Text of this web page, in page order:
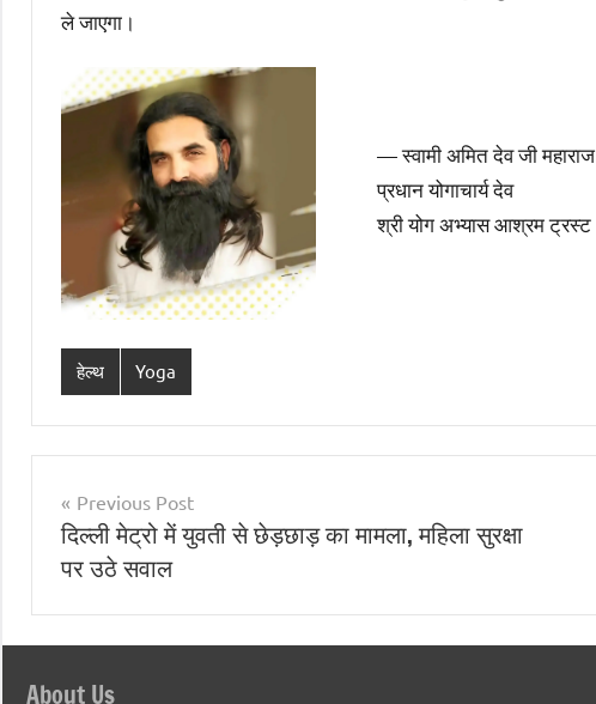
ले जाएगा।
— स्वामी अमित देव जी महाराज
प्रधान योगाचार्य देव
श्री योग अभ्यास आश्रम ट्रस्ट
हेल्थ Yoga
Post
navigation
Previous Post
दिल्ली मेट्रो में युवती से छेड़छाड़ का मामला, महिला सुरक्षा
पर उठे सवाल
About Us